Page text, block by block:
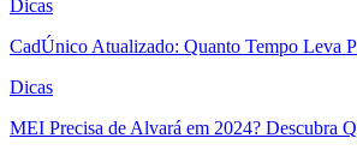
Dicas
CadÚnico Atualizado: Quanto Tempo Leva
Dicas
MEI Precisa de Alvará em 2024? Descubra